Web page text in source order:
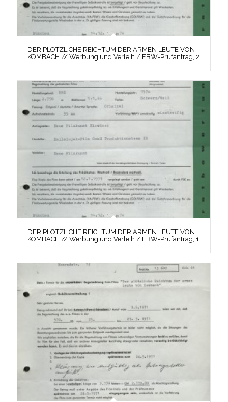
DER PLÖTZLICHE REICHTUM DER ARMEN LEUTE VON
KOMBACH // Werbung und Verleih / FBW-Prüfantrag, 2
DER PLÖTZLICHE REICHTUM DER ARMEN LEUTE VON
KOMBACH // Werbung und Verleih / FBW-Prüfantrag, 1